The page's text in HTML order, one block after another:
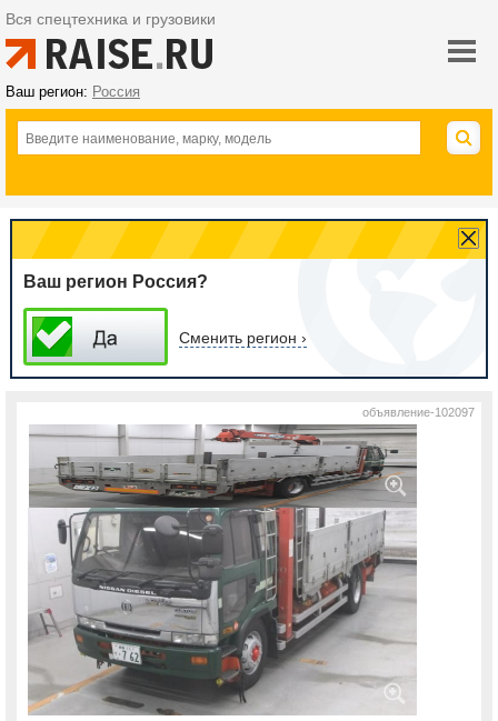
Вся спецтехника и грузовики
Ваш регион: Россия
Ваш регион Россия?
Сменить регион ›
объявление-102097